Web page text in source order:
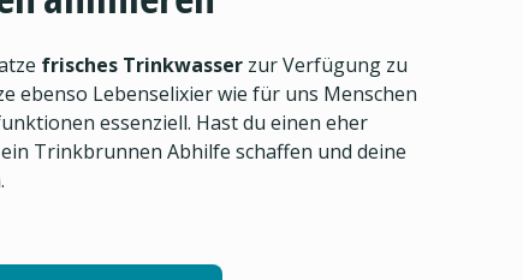
frisches Trinkwasser zur Verfügung zu
ebenso Lebenselixier wie für uns Menschen
essenziell. Hast du einen eher
Trinkbrunnen Abhilfe schaffen und deine